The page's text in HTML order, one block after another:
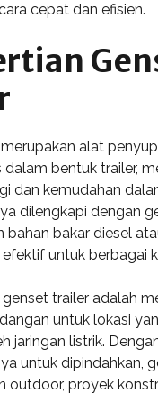
cepat dan efisien.
alat
bentuk trailer,
dan kemudahan
dilengkapi dengan
bahan bakar diesel
untuk berbagai
trailer adalah
untuk lokasi
jaringan listrik.
untuk dipindahkan,
outdoor, proyek